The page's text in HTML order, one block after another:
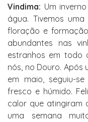
Vindima: Um
água. Tivemos
floração e
abundantes nas
estranhos em todo
nós, no Douro. Após
em maio, seguiu-
fresco e húmido.
calor que atingiram
uma semana